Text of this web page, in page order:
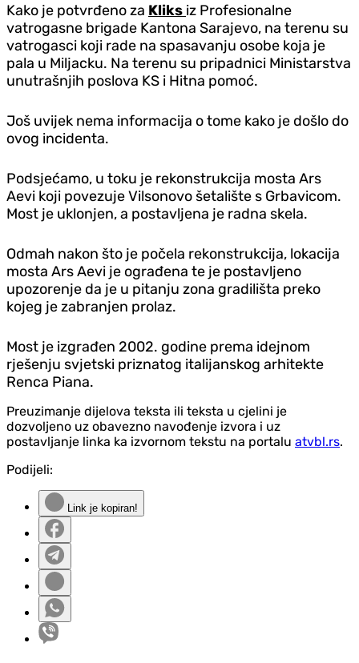
Kako je potvrđeno za Kliks iz Profesionalne
vatrogasne brigade Kantona Sarajevo, na terenu su
vatrogasci koji rade na spasavanju osobe koja je
pala u Miljacku. Na terenu su pripadnici Ministarstva
unutrašnjih poslova KS i Hitna pomoć.
Još uvijek nema informacija o tome kako je došlo do
ovog incidenta.
Podsjećamo, u toku je rekonstrukcija mosta Ars
Aevi koji povezuje Vilsonovo šetalište s Grbavicom.
Most je uklonjen, a postavljena je radna skela.
Odmah nakon što je počela rekonstrukcija, lokacija
mosta Ars Aevi je ograđena te je postavljeno
upozorenje da je u pitanju zona gradilišta preko
kojeg je zabranjen prolaz.
Most je izgrađen 2002. godine prema idejnom
rješenju svjetski priznatog italijanskog arhitekte
Renca Piana.
Preuzimanje dijelova teksta ili teksta u cjelini je
dozvoljeno uz obavezno navođenje izvora i uz
postavljanje linka ka izvornom tekstu na portalu atvbl.rs.
Podijeli:
Link je kopiran!